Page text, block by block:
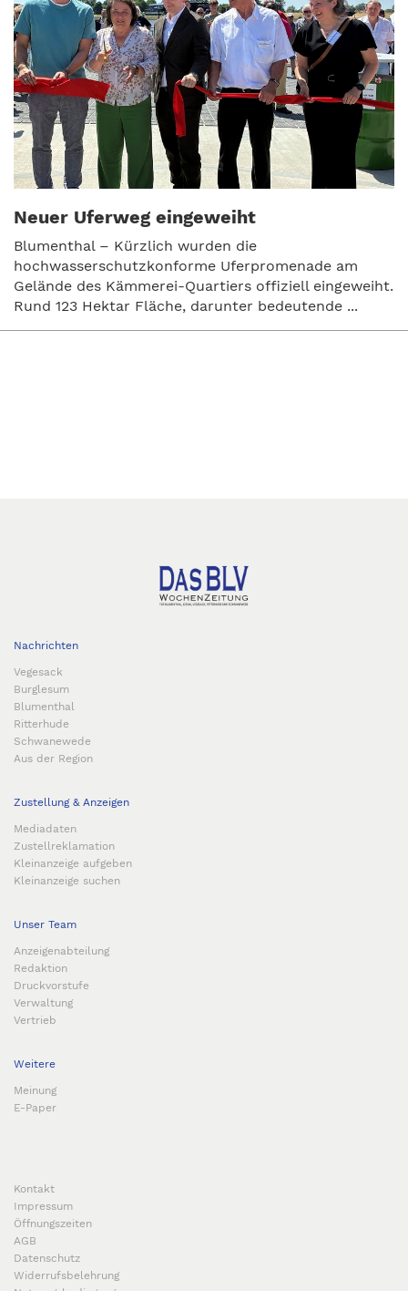
Neuer Uferweg eingeweiht
Blumenthal – Kürzlich wurden die
hochwasserschutzkonforme Uferpromenade am
Gelände des Kämmerei-Quartiers offiziell eingeweiht.
Rund 123 Hektar Fläche, darunter bedeutende ...
Nachrichten
Vegesack
Burglesum
Blumenthal
Ritterhude
Schwanewede
Aus der Region
Zustellung & Anzeigen
Mediadaten
Zustellreklamation
Kleinanzeige aufgeben
Kleinanzeige suchen
Unser Team
Anzeigenabteilung
Redaktion
Druckvorstufe
Verwaltung
Vertrieb
Weitere
Meinung
E-Paper
Kontakt
Impressum
Öffnungszeiten
AGB
Datenschutz
Widerrufsbelehrung